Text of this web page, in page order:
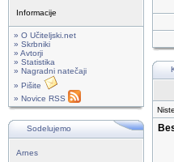
Informacije
» O Učiteljski.net
» Skrbniki
» Avtorji
» Statistika
» Nagradni natečaji
» Pišite
» Novice RSS
Sodelujemo
Arnes